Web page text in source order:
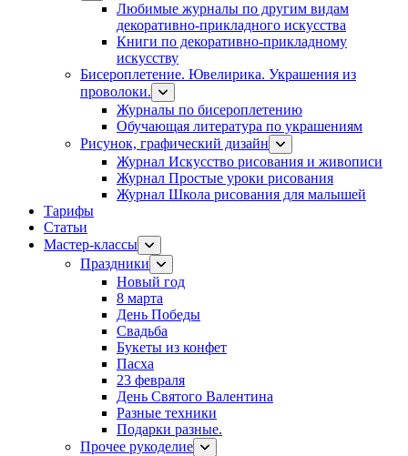
Любимые журналы по другим видам
декоративно-прикладного искусства
Книги по декоративно-прикладному
искусству
Бисероплетение. Ювелирика. Украшения из
проволоки.
Журналы по бисероплетению
Обучающая литература по украшениям
Рисунок, графический дизайн
Журнал Искусство рисования и живописи
Журнал Простые уроки рисования
Журнал Школа рисования для малышей
Тарифы
Статьи
Мастер-классы
Праздники
Новый год
8 марта
День Победы
Свадьба
Букеты из конфет
Пасха
23 февраля
День Святого Валентина
Разные техники
Подарки разные.
Прочее рукоделие